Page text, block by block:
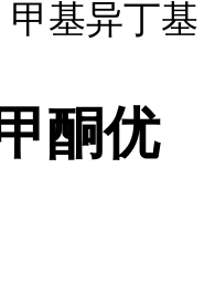
甲基异丁基
酮优